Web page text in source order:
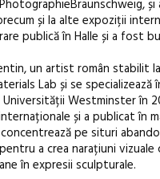
și la alte expoziții
publică în Halle și a fost
un artist român stabilit
Lab și se
Westminster în
și a publicat în
pe situri
a crea narațiuni vizuale
în expresii sculpturale.